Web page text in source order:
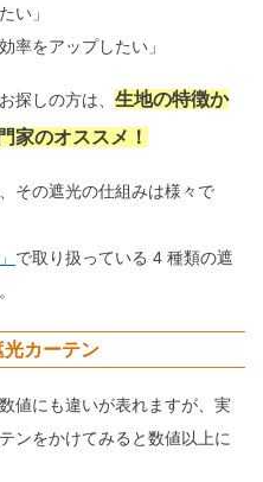
い」
率をアップしたい」
探しの方は、 生地の特徴か
家のオススメ！
その遮光の仕組みは様々で
で取り扱っている 4 種類の遮
カーテン
値にも違いが表れますが、実
ンをかけてみると数値以上に